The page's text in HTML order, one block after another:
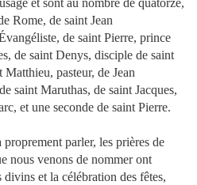
et sont au nombre de quatorze,
Rome, de saint Jean
de saint Pierre, prince
de saint Denys, disciple de saint
pasteur, de Jean
saint Maruthas, de saint Jacques,
et une seconde de saint Pierre.
parler, les prières de
nous venons de nommer ont
et la célébration des fêtes,